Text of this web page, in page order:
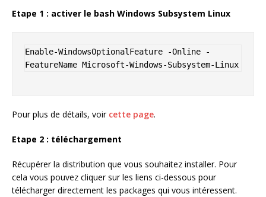
Etape 1 : activer le bash Windows Subsystem Linux
Enable-WindowsOptionalFeature -Online -
FeatureName Microsoft-Windows-Subsystem-Linux
Pour plus de détails, voir cette page.
Etape 2 : téléchargement
Récupérer la distribution que vous souhaitez installer. Pour
cela vous pouvez cliquer sur les liens ci-dessous pour
télécharger directement les packages qui vous intéressent.